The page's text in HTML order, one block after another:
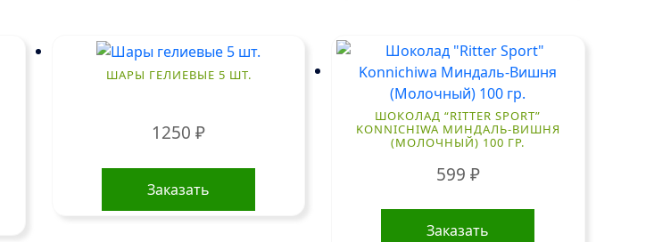
ШАРЫ ГЕЛИЕВЫЕ 5 ШТ.
1250 ₽
Заказать
ШОКОЛАД “RITTER SPORT”
KONNICHIWA МИНДАЛЬ-ВИШНЯ
(МОЛОЧНЫЙ) 100 ГР.
599 ₽
Заказать